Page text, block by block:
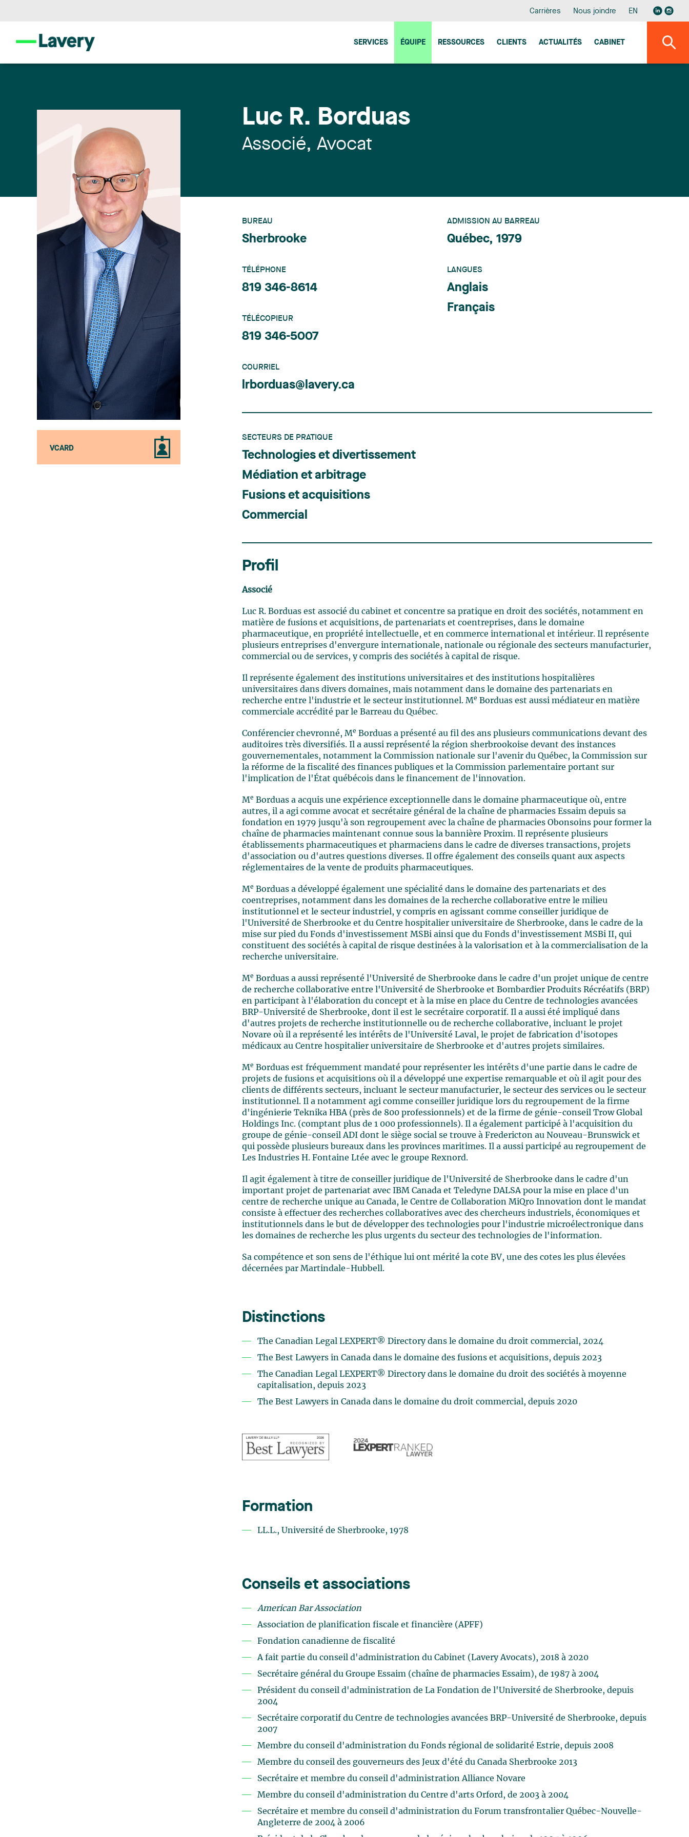
Carrières Nous joindre EN
SERVICES ÉQUIPE RESSOURCES CLIENTS ACTUALITÉS CABINET
Luc R. Borduas
Associé, Avocat
VCARD
BUREAU
Sherbrooke
TÉLÉPHONE
819 346-8614
TÉLÉCOPIEUR
819 346-5007
COURRIEL
lrborduas@lavery.ca
ADMISSION AU BARREAU
Québec, 1979
LANGUES
Anglais
Français
SECTEURS DE PRATIQUE
Technologies et divertissement
Médiation et arbitrage
Fusions et acquisitions
Commercial
Profil
Associé
Luc R. Borduas est associé du cabinet et concentre sa pratique en droit des sociétés, notamment en
matière de fusions et acquisitions, de partenariats et coentreprises, dans le domaine
pharmaceutique, en propriété intellectuelle, et en commerce international et intérieur. Il représente
plusieurs entreprises d'envergure internationale, nationale ou régionale des secteurs manufacturier,
commercial ou de services, y compris des sociétés à capital de risque.
Il représente également des institutions universitaires et des institutions hospitalières
universitaires dans divers domaines, mais notamment dans le domaine des partenariats en
recherche entre l'industrie et le secteur institutionnel. Me Borduas est aussi médiateur en matière
commerciale accrédité par le Barreau du Québec.
Conférencier chevronné, Me Borduas a présenté au fil des ans plusieurs communications devant des
auditoires très diversifiés. Il a aussi représenté la région sherbrookoise devant des instances
gouvernementales, notamment la Commission nationale sur l'avenir du Québec, la Commission sur
la réforme de la fiscalité des finances publiques et la Commission parlementaire portant sur
l'implication de l'État québécois dans le financement de l'innovation.
Me Borduas a acquis une expérience exceptionnelle dans le domaine pharmaceutique où, entre
autres, il a agi comme avocat et secrétaire général de la chaîne de pharmacies Essaim depuis sa
fondation en 1979 jusqu'à son regroupement avec la chaîne de pharmacies Obonsoins pour former la
chaîne de pharmacies maintenant connue sous la bannière Proxim. Il représente plusieurs
établissements pharmaceutiques et pharmaciens dans le cadre de diverses transactions, projets
d'association ou d'autres questions diverses. Il offre également des conseils quant aux aspects
réglementaires de la vente de produits pharmaceutiques.
Me Borduas a développé également une spécialité dans le domaine des partenariats et des
coentreprises, notamment dans les domaines de la recherche collaborative entre le milieu
institutionnel et le secteur industriel, y compris en agissant comme conseiller juridique de
l'Université de Sherbrooke et du Centre hospitalier universitaire de Sherbrooke, dans le cadre de la
mise sur pied du Fonds d'investissement MSBi ainsi que du Fonds d'investissement MSBi II, qui
constituent des sociétés à capital de risque destinées à la valorisation et à la commercialisation de la
recherche universitaire.
Me Borduas a aussi représenté l'Université de Sherbrooke dans le cadre d'un projet unique de centre
de recherche collaborative entre l'Université de Sherbrooke et Bombardier Produits Récréatifs (BRP)
en participant à l'élaboration du concept et à la mise en place du Centre de technologies avancées
BRP-Université de Sherbrooke, dont il est le secrétaire corporatif. Il a aussi été impliqué dans
d'autres projets de recherche institutionnelle ou de recherche collaborative, incluant le projet
Novare où il a représenté les intérêts de l'Université Laval, le projet de fabrication d'isotopes
médicaux au Centre hospitalier universitaire de Sherbrooke et d'autres projets similaires.
Me Borduas est fréquemment mandaté pour représenter les intérêts d'une partie dans le cadre de
projets de fusions et acquisitions où il a développé une expertise remarquable et où il agit pour des
clients de différents secteurs, incluant le secteur manufacturier, le secteur des services ou le secteur
institutionnel. Il a notamment agi comme conseiller juridique lors du regroupement de la firme
d'ingénierie Teknika HBA (près de 800 professionnels) et de la firme de génie-conseil Trow Global
Holdings Inc. (comptant plus de 1 000 professionnels). Il a également participé à l'acquisition du
groupe de génie-conseil ADI dont le siège social se trouve à Fredericton au Nouveau-Brunswick et
qui possède plusieurs bureaux dans les provinces maritimes. Il a aussi participé au regroupement de
Les Industries H. Fontaine Ltée avec le groupe Rexnord.
Il agit également à titre de conseiller juridique de l'Université de Sherbrooke dans le cadre d'un
important projet de partenariat avec IBM Canada et Teledyne DALSA pour la mise en place d'un
centre de recherche unique au Canada, le Centre de Collaboration MiQro Innovation dont le mandat
consiste à effectuer des recherches collaboratives avec des chercheurs industriels, économiques et
institutionnels dans le but de développer des technologies pour l'industrie microélectronique dans
les domaines de recherche les plus urgents du secteur des technologies de l'information.
Sa compétence et son sens de l'éthique lui ont mérité la cote BV, une des cotes les plus élevées
décernées par Martindale-Hubbell.
Distinctions
The Canadian Legal LEXPERT® Directory dans le domaine du droit commercial, 2024
The Best Lawyers in Canada dans le domaine des fusions et acquisitions, depuis 2023
The Canadian Legal LEXPERT® Directory dans le domaine du droit des sociétés à moyenne
capitalisation, depuis 2023
The Best Lawyers in Canada dans le domaine du droit commercial, depuis 2020
Formation
LL.L., Université de Sherbrooke, 1978
Conseils et associations
American Bar Association
Association de planification fiscale et financière (APFF)
Fondation canadienne de fiscalité
A fait partie du conseil d'administration du Cabinet (Lavery Avocats), 2018 à 2020
Secrétaire général du Groupe Essaim (chaîne de pharmacies Essaim), de 1987 à 2004
Président du conseil d'administration de La Fondation de l'Université de Sherbrooke, depuis
2004
Secrétaire corporatif du Centre de technologies avancées BRP-Université de Sherbrooke, depuis
2007
Membre du conseil d'administration du Fonds régional de solidarité Estrie, depuis 2008
Membre du conseil des gouverneurs des Jeux d'été du Canada Sherbrooke 2013
Secrétaire et membre du conseil d'administration Alliance Novare
Membre du conseil d'administration du Centre d'arts Orford, de 2003 à 2004
Secrétaire et membre du conseil d'administration du Forum transfrontalier Québec-Nouvelle-
Angleterre de 2004 à 2006